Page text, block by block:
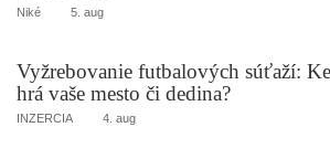
Niké 5. aug
Vyžrebovanie futbalových súťaží:
hrá vaše mesto či dedina?
INZERCIA 4. aug